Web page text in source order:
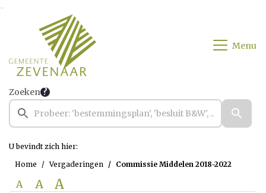
Ga naar de inhoud van deze pagina
Menu
Zoeken
U bevindt zich hier:
Home
Vergaderingen Commissie Middelen 2018-2022
A A A